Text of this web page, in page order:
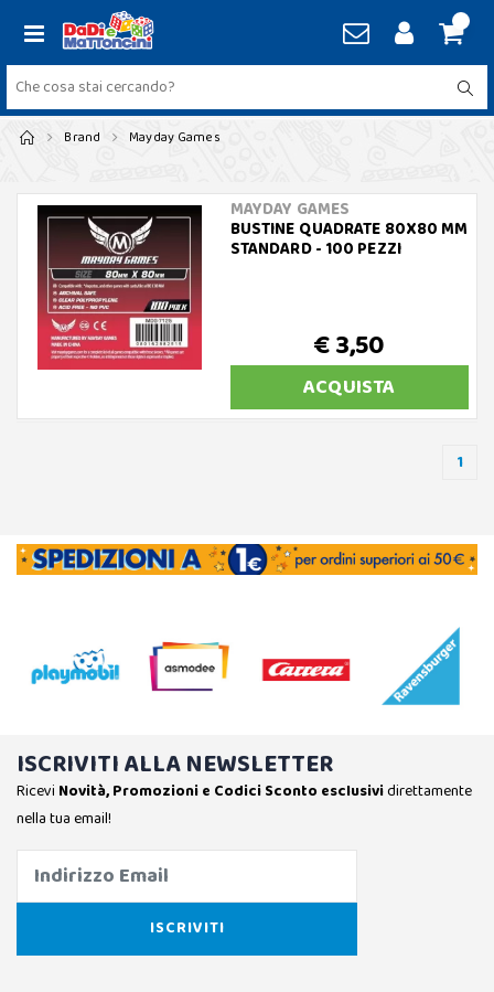
Brand Mayday Games
MAYDAY GAMES
BUSTINE QUADRATE 80X80 MM
STANDARD - 100 PEZZI
€ 3,50
ACQUISTA
1
ISCRIVITI ALLA NEWSLETTER
Ricevi Novità, Promozioni e Codici Sconto esclusividirettamente
nella tua email!